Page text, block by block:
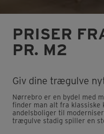
PRISER
PR. M2
Giv dine trægulve
Nørrebro er en bydel med
finder man alt fra
andelsboliger til
trægulve stadig spiller en